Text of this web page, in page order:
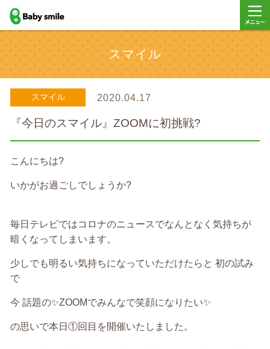
baby smile
スマイル
スマイル 2020.04.17
『今日のスマイル』ZOOMに初挑戦?
こんにちは?
いかがお過ごしでしょうか?
毎日テレビではコロナのニュースでなんとなく気持ちが
暗くなってしまいます。
少しでも明るい気持ちになっていただけたらと 初の試み
で
今 話題の✨ZOOMでみんなで笑顔になりたい✨
の思いで本日①回目を開催いたしました。